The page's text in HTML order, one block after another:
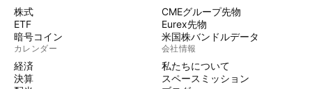
株式
ETF
暗号コイン
カレンダー
経済
決算
CMEグループ先物
Eurex先物
米国株バンドルデータ
会社情報
私たちについて
スペースミッション